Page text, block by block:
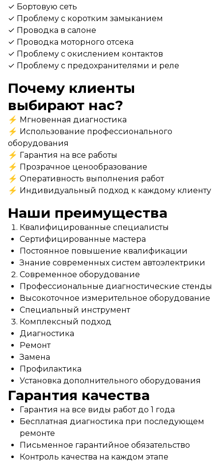
✓ Бортовую сеть
✓ Проблему с коротким замыканием
✓ Проводка в салоне
✓ Проводка моторного отсека
✓ Проблему с окислением контактов
✓ Проблему с предохранителями и реле
Почему клиенты
выбирают нас?
⚡ Мгновенная диагностика
⚡ Использование профессионального
оборудования
⚡ Гарантия на все работы
⚡ Прозрачное ценообразование
⚡ Оперативность выполнения работ
⚡ Индивидуальный подход к каждому клиенту
Наши преимущества
Квалифицированные специалисты
Сертифицированные мастера
Постоянное повышение квалификации
Знание современных систем автоэлектрики
Современное оборудование
Профессиональные диагностические стенды
Высокоточное измерительное оборудование
Специальный инструмент
Комплексный подход
Диагностика
Ремонт
Замена
Профилактика
Установка дополнительного оборудования
Гарантия качества
Гарантия на все виды работ до 1 года
Бесплатная диагностика при последующем
ремонте
Письменное гарантийное обязательство
Контроль качества на каждом этапе